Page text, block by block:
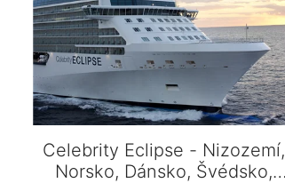
Celebrity Eclipse - Nizozemí,
Norsko, Dánsko, Švédsko,